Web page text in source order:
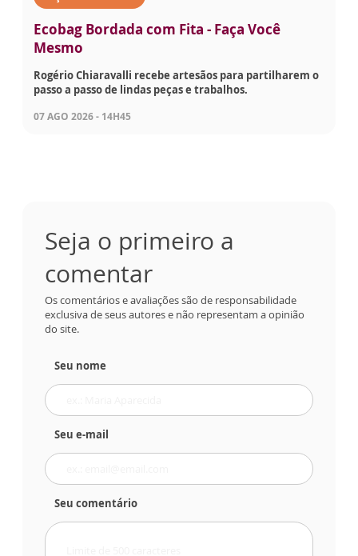
Ecobag Bordada com Fita - Faça Você
Mesmo
Rogério Chiaravalli recebe artesãos para partilharem o
passo a passo de lindas peças e trabalhos.
07 AGO 2026 - 14H45
Seja o primeiro a
comentar
Os comentários e avaliações são de responsabilidade
exclusiva de seus autores e não representam a opinião
do site.
Seu nome
Seu e-mail
Seu comentário